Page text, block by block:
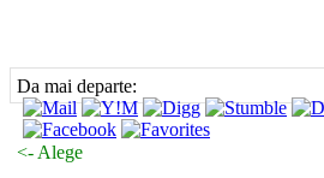
Da mai departe:
<- Alege